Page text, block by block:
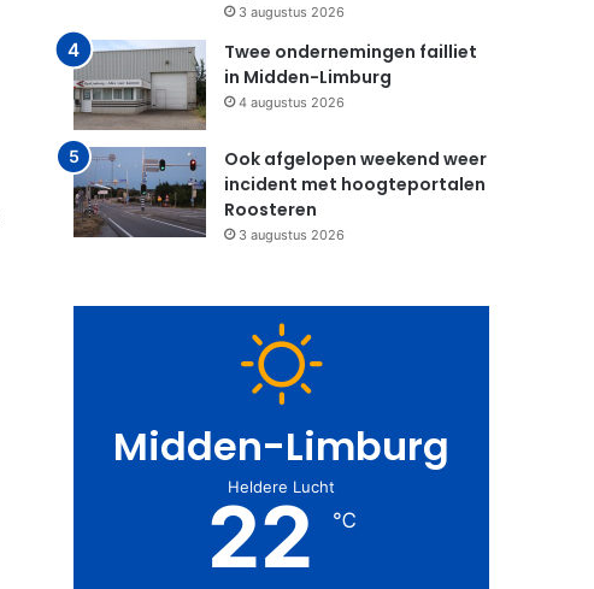
3 augustus 2026
Twee ondernemingen failliet
in Midden-Limburg
4 augustus 2026
Ook afgelopen weekend weer
incident met hoogteportalen
Roosteren
3 augustus 2026
Midden-Limburg
Heldere Lucht
22 ℃